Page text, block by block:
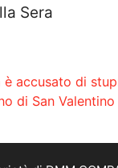
Sera
accusato di
di San